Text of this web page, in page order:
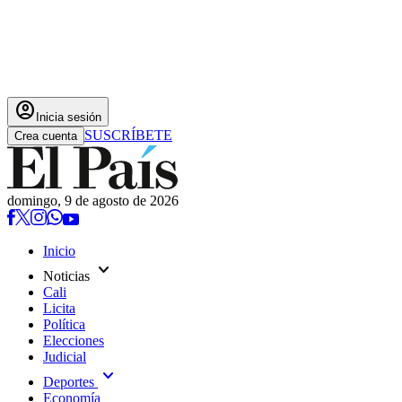
account_circle Inicia sesión
Crea cuenta SUSCRÍBETE
domingo, 9 de agosto de 2026
Inicio
Noticias expand_more
Cali
Licita
Política
Elecciones
Judicial
Deportes expand_more
Economía